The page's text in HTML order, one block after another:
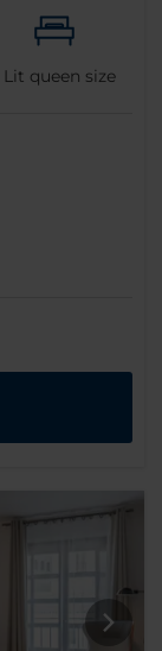
Lit queen size